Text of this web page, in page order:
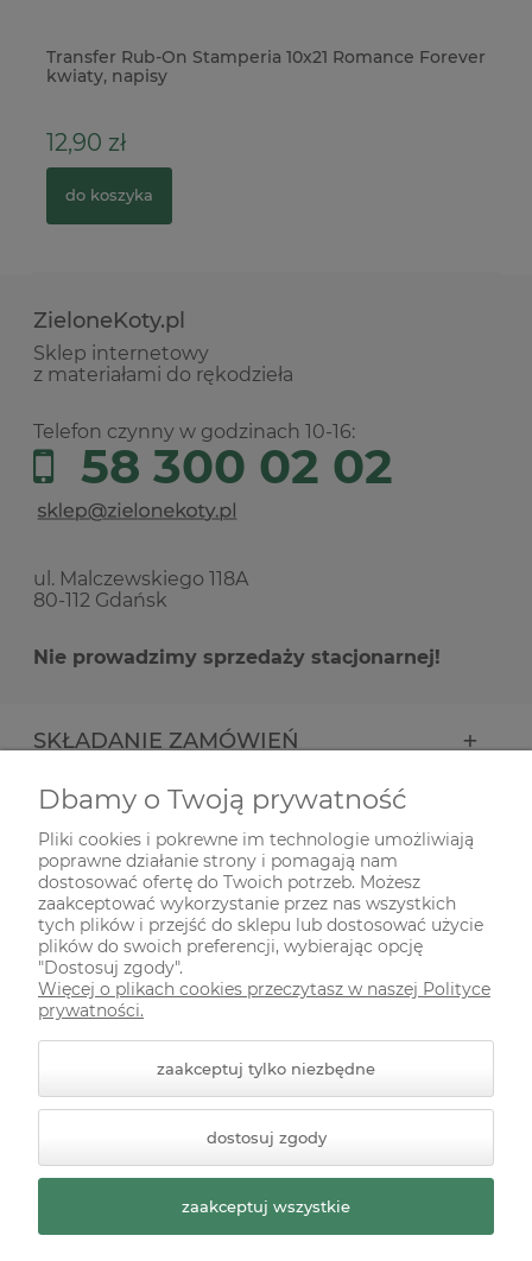
Transfer Rub-On Stamperia 10x21 Romance Forever
kwiaty, napisy
12,90 zł
do koszyka
ZieloneKoty.pl
Sklep internetowy
z materiałami do rękodzieła
Telefon czynny w godzinach 10-16:
58 300 02 02
ul. Malczewskiego 118A
80-112 Gdańsk
Nie prowadzimy sprzedaży stacjonarnej!
SKŁADANIE ZAMÓWIEŃ
INFORMACJE
ODWIEDŹ NAS NA
Styl graficzny ShopGadget.pl
Sklep internetowy Shoper
Premium
Dbamy o Twoją prywatność
Pliki cookies i pokrewne im technologie umożliwiają
poprawne działanie strony i pomagają nam
dostosować ofertę do Twoich potrzeb. Możesz
zaakceptować wykorzystanie przez nas wszystkich
tych plików i przejść do sklepu lub dostosować użycie
plików do swoich preferencji, wybierając opcję
"Dostosuj zgody".
Więcej o plikach cookies przeczytasz w naszej Polityce
prywatności.
zaakceptuj tylko niezbędne
dostosuj zgody
zaakceptuj wszystkie